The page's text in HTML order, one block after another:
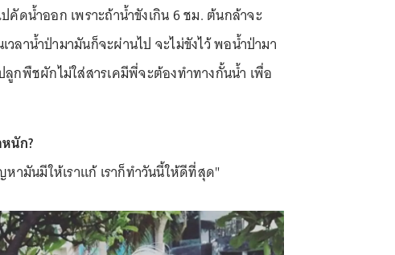
ดน้ำออก เพราะถ้าน้ำขังเกิน 6 ชม. ต้นกล้าจะ
ลาน้ำป่ามามันก็จะผ่านไป จะไม่ขังไว้ พอน้ำป่ามา
กพืชผักไม่ใส่สารเคมีพี่จะต้องทำทางกั้นน้ำ เพื่อ
นัก?
ามันมีให้เราแก้ เราก็ทำวันนี้ให้ดีที่สุด"